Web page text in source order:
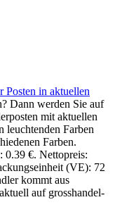
Posten in aktuellen
Dann werden Sie auf
mit aktuellen
leuchtenden Farben
Farben.
0.39 €. Nettopreis:
(VE): 72
kommt aus
auf grosshandel-